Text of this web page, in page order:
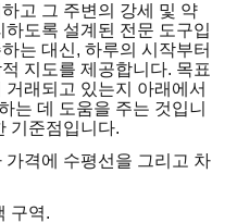
고 그 주변의 강세 및 약
도록 설계된 전문 도구입
는 대신, 하루의 시작부터
지도를 제공합니다. 목표
래되고 있는지 아래에서
는 데 도움을 주는 것입니
기준점입니다.
격에 수평선을 그리고 차
구역.